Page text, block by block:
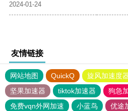
2024-01-24
友情链接
网站地图 QuickQ 旋风加速度
坚果加速器
tiktok加速器
狗急
免费vqn外网加速
小蓝鸟 优途